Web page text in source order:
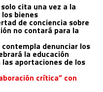
cita una vez a la
bienes
de conciencia sobre
no contará para la
denunciar los
la educación
aportaciones de los
crítica” con